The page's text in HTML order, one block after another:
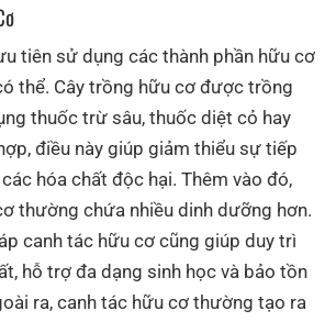
tiên sử dụng các thành phần hữu cơ
thể. Cây trồng hữu cơ được trồng
thuốc trừ sâu, thuốc diệt cỏ hay
điều này giúp giảm thiểu sự tiếp
hóa chất độc hại. Thêm vào đó,
thường chứa nhiều dinh dưỡng hơn.
canh tác hữu cơ cũng giúp duy trì
hỗ trợ đa dạng sinh học và bảo tồn
ra, canh tác hữu cơ thường tạo ra